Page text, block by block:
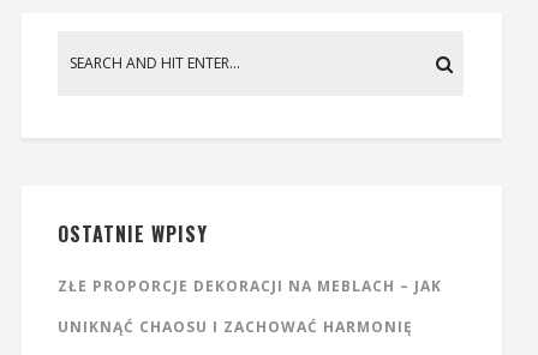
OSTATNIE WPISY
ZŁE PROPORCJE DEKORACJI NA MEBLACH – JAK
UNIKNĄĆ CHAOSU I ZACHOWAĆ HARMONIĘ